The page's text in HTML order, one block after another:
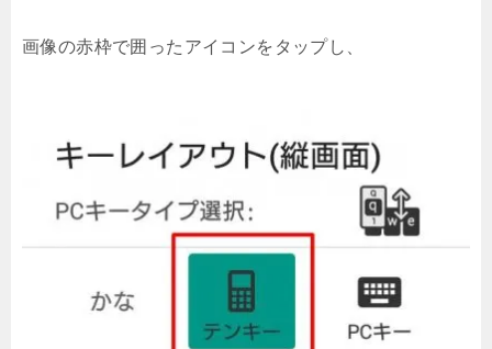
画像の赤枠で囲ったアイコンをタップし、